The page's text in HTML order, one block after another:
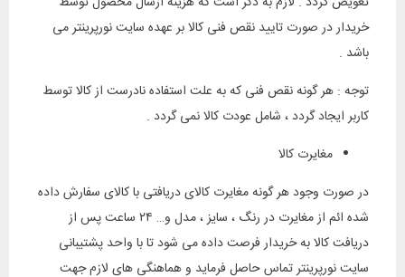
خریدار در صورت تایید نقص فنی کالا بر عهده سایت نورپرینتر می
باشد .
توجه : هر گونه نقص فنی که به علت استفاده نادرست از کالا توسط
کاربر ایجاد گردد ، شامل عودت کالا نمی گردد .
مغایرت کالا
در صورت وجود هر گونه مغایرت کالای دریافتی با کالای سفارش داده
شده ائم از مغایرت در رنگ ، سایز ، مدل و… ۲۴ ساعت پس از
دریافت کالا به خریدار فرصت داده می شود تا با واحد پشتیبانی
سایت نورپرینتر تماس حاصل فرماید و هماهنگی های لازم جهت